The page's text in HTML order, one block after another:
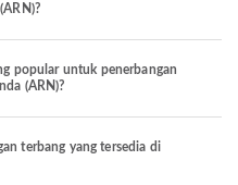
popular untuk penerbangan
(ARN)?
terbang yang tersedia di